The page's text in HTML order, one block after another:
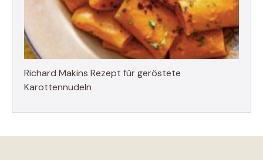
Richard Makins Rezept für geröstete
Karottennudeln